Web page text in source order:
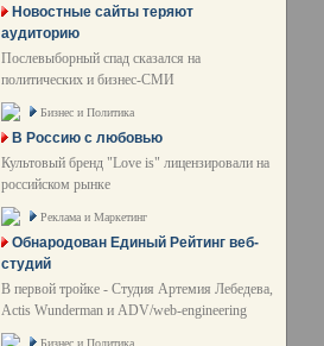
Новостные сайты теряют
аудиторию
Послевыборный спад сказался на
политических и бизнес-СМИ
Бизнес и Политика
В Россию с любовью
Культовый бренд "Love is" лицензировали на
российском рынке
Реклама и Маркетинг
Обнародован Единый Рейтинг веб-
студий
В первой тройке - Студия Артемия Лебедева,
Actis Wunderman и ADV/web-engineering
Бизнес и Политика